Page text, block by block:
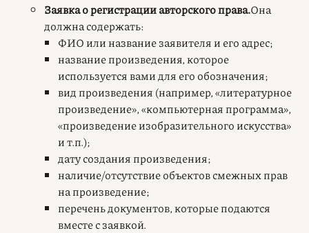
Заявка о регистрации авторского права.Она
должна содержать:
ФИО или название заявителя и его адрес;
название произведения, которое
используется вами для его обозначения;
вид произведения (например, «литературное
произведение», «компьютерная программа»,
«произведение изобразительного искусства»
и т.п.);
дату создания произведения;
наличие/отсутствие объектов смежных прав
на произведение;
перечень документов, которые подаются
вместе с заявкой.